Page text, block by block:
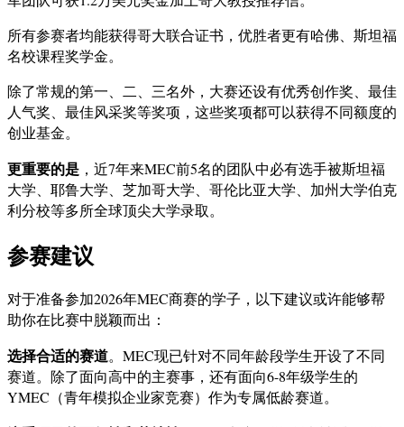
所有参赛者均能获得哥大联合证书，优胜者更有哈佛、斯坦福
名校课程奖学金。
除了常规的第一、二、三名外，大赛还设有优秀创作奖、最佳
人气奖、最佳风采奖等奖项，这些奖项都可以获得不同额度的
创业基金。
更重要的是 ，近7年来MEC前5名的团队中必有选手被斯坦福
大学、耶鲁大学、芝加哥大学、哥伦比亚大学、加州大学伯克
利分校等多所全球顶尖大学录取。
参赛建议
对于准备参加2026年MEC商赛的学子，以下建议或许能够帮
助你在比赛中脱颖而出：
选择合适的赛道。MEC现已针对不同年龄段学生开设了不同
赛道。除了面向高中的主赛事，还有面向6-8年级学生的
YMEC（青年模拟企业家竞赛）作为专属低龄赛道。